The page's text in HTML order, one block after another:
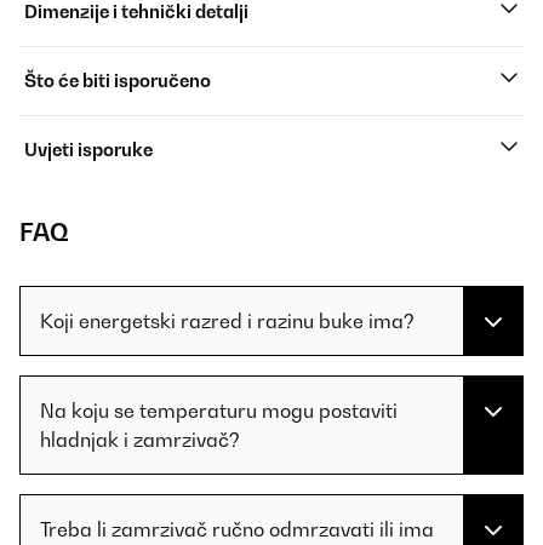
Dimenzije i tehnički detalji
Što će biti isporučeno
Uvjeti isporuke
FAQ
Koji energetski razred i razinu buke ima?
Na koju se temperaturu mogu postaviti
hladnjak i zamrzivač?
Treba li zamrzivač ručno odmrzavati ili ima